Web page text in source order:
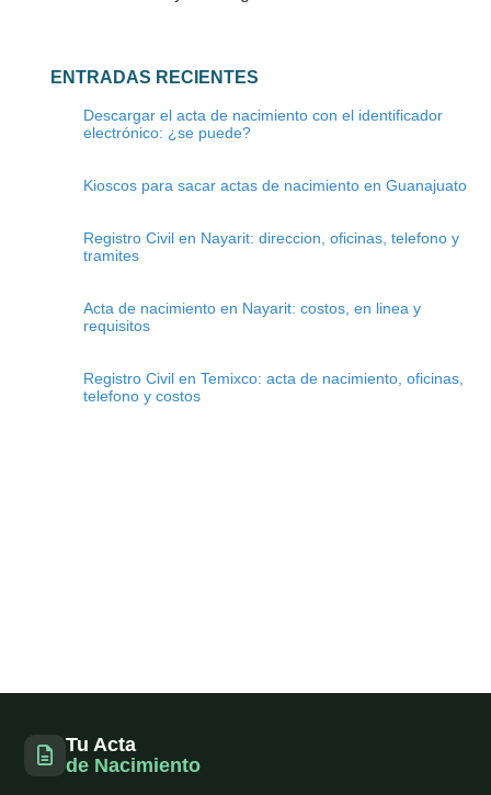
ENTRADAS RECIENTES
Descargar el acta de nacimiento con el identificador
electrónico: ¿se puede?
Kioscos para sacar actas de nacimiento en Guanajuato
Registro Civil en Nayarit: direccion, oficinas, telefono y
tramites
Acta de nacimiento en Nayarit: costos, en linea y
requisitos
Registro Civil en Temixco: acta de nacimiento, oficinas,
telefono y costos
Tu Acta
de Nacimiento